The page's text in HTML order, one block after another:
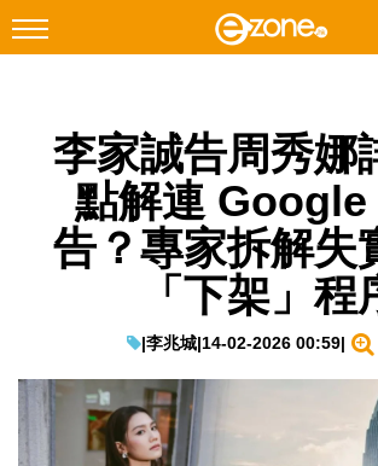
Facebook Instagram
科技焦點
網絡生活
EduTech
IT Times
李家誠告周秀娜
點解連 Google
告？專家拆解失
「下架」程
|李兆城|14-02-2026 00:59|